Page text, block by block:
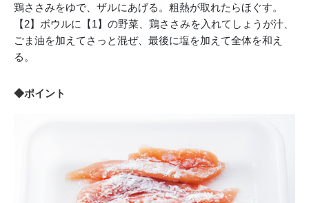
鶏ささみをゆで、ザルにあげる。粗熱が取れたらほぐす。
【2】ボウルに【1】の野菜、鶏ささみを入れてしょうが汁、
ごま油を加えてさっと混ぜ、最後に塩を加えて全体を和え
る。
◆ポイント